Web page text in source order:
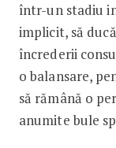
într-un stadiu
implicit, să
încrederii
o balansare,
să rămână o
anumite bule